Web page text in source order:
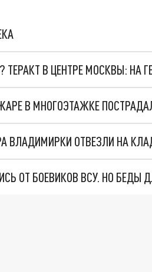
В ЦЕНТРЕ МОСКВЫ: НА
В МНОГОЭТАЖКЕ
ОТ БОЕВИКОВ ВСУ. НО БЕДЫ